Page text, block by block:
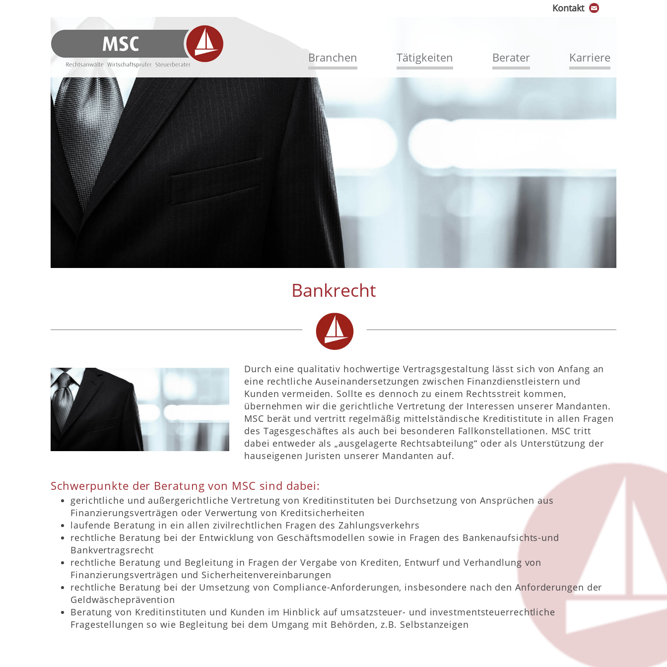
Kontakt
Branchen Tätigkeiten Berater Karriere
Bankrecht
Durch eine qualitativ hochwertige Vertragsgestaltung lässt sich von Anfang an
eine rechtliche Auseinandersetzungen zwischen Finanzdienstleistern und
Kunden vermeiden. Sollte es dennoch zu einem Rechtsstreit kommen,
übernehmen wir die gerichtliche Vertretung der Interessen unserer Mandanten.
MSC berät und vertritt regelmäßig mittelständische Kreditistitute in allen Fragen
des Tagesgeschäftes als auch bei besonderen Fallkonstellationen. MSC tritt
dabei entweder als „ausgelagerte Rechtsabteilung“ oder als Unterstützung der
hauseigenen Juristen unserer Mandanten auf.
Schwerpunkte der Beratung von MSC sind dabei:
gerichtliche und außergerichtliche Vertretung von Kreditinstituten bei Durchsetzung von Ansprüchen aus
Finanzierungsverträgen oder Verwertung von Kreditsicherheiten
laufende Beratung in ein allen zivilrechtlichen Fragen des Zahlungsverkehrs
rechtliche Beratung bei der Entwicklung von Geschäftsmodellen sowie in Fragen des Bankenaufsichts-und
Bankvertragsrecht
rechtliche Beratung und Begleitung in Fragen der Vergabe von Krediten, Entwurf und Verhandlung von
Finanzierungsverträgen und Sicherheitenvereinbarungen
rechtliche Beratung bei der Umsetzung von Compliance-Anforderungen, insbesondere nach den Anforderungen der
Geldwäscheprävention
Beratung von Kreditinstituten und Kunden im Hinblick auf umsatzsteuer- und investmentsteuerrechtliche
Fragestellungen so wie Begleitung bei dem Umgang mit Behörden, z.B. Selbstanzeigen